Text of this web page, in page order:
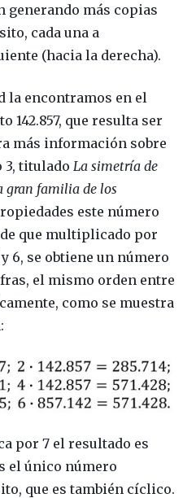
generando más copias
cada una a
(hacia la derecha).
la encontramos en el
142.857, que resulta ser
más información sobre
3, titulado La simetría de
gran familia de los
este número
que multiplicado por
6, se obtiene un número
el mismo orden entre
como se muestra
por 7 el resultado es
el único número
que es también cíclico.